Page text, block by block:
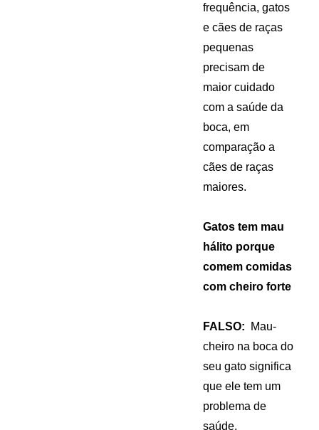
frequência, gatos
e cães de raças
pequenas
precisam de
maior cuidado
com a saúde da
boca, em
comparação a
cães de raças
maiores.
Gatos tem mau
hálito porque
comem comidas
com cheiro forte
FALSO:
Mau-
cheiro na boca do
seu gato significa
que ele tem um
problema de
saúde,